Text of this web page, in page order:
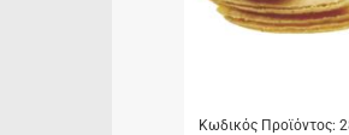
Κωδικός Προϊόντος: